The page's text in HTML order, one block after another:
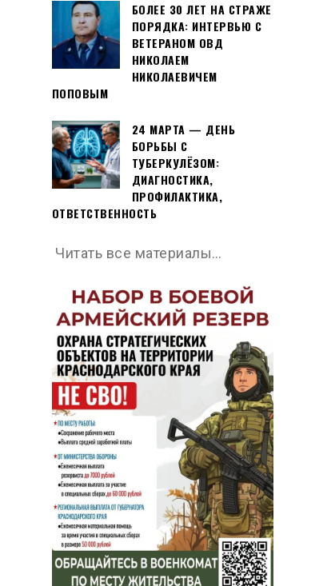
БОЛЕЕ 30 ЛЕТ НА СТРАЖЕ
ПОРЯДКА: ИНТЕРВЬЮ С
ВЕТЕРАНОМ ОВД
НИКОЛАЕМ
НИКОЛАЕВИЧЕМ
ПОПОВЫМ
24 МАРТА — ДЕНЬ
БОРЬБЫ С
ТУБЕРКУЛЁЗОМ:
ДИАГНОСТИКА,
ПРОФИЛАКТИКА,
ОТВЕТСТВЕННОСТЬ
Читать все материалы…